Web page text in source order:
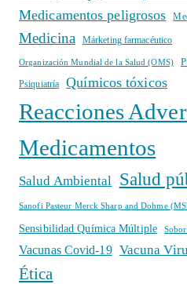
Medicamentos peligrosos
Medicina Márketing farmacéutico
Organización Mundial de la Salud (OMS)
Psiquiatría Químicos tóxicos
Reacciones
Medicamentos
Salud Ambiental Salud
Sanofi Pasteur Merck Sharp and Dohme
Sensibilidad Química Múltiple
Vacunas Covid-19 Vacuna
Ética